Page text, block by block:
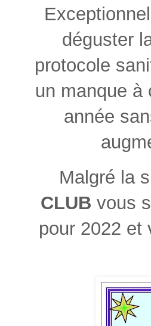
déguster
protocole
un manque à
année
Malgré la
CLUB vous
pour 2022 et